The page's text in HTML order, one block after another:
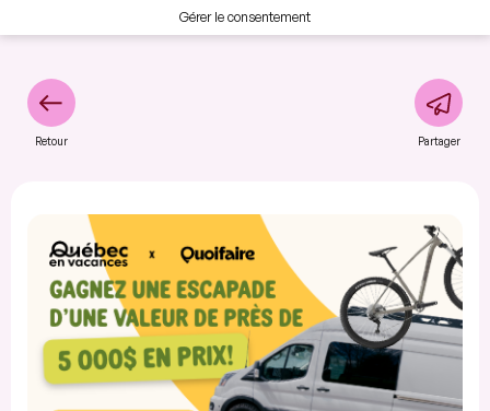
Gérer le consentement
Retour Partager